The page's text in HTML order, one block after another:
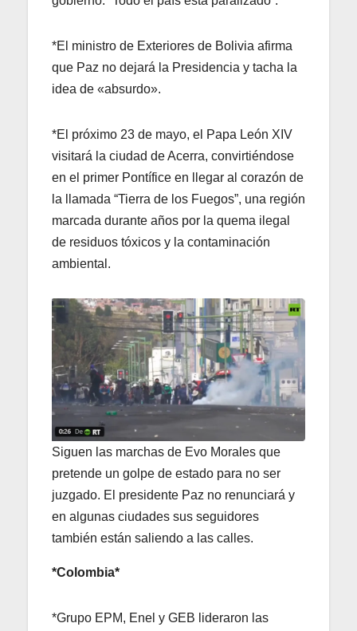
*El ministro de Exteriores de Bolivia afirma
que Paz no dejará la Presidencia y tacha la
idea de «absurdo».
*El próximo 23 de mayo, el Papa León XIV
visitará la ciudad de Acerra, convirtiéndose
en el primer Pontífice en llegar al corazón de
la llamada “Tierra de los Fuegos”, una región
marcada durante años por la quema ilegal
de residuos tóxicos y la contaminación
ambiental.
Siguen las marchas de Evo Morales que
pretende un golpe de estado para no ser
juzgado. El presidente Paz no renunciará y
en algunas ciudades sus seguidores
también están saliendo a las calles.
*Colombia*
*Grupo EPM, Enel y GEB lideraron las